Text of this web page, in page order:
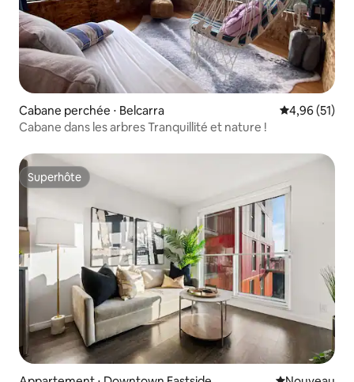
Cabane perchée ⋅ Belcarra Évaluation
4,96 (51)
Cabane dans les arbres Tranquillité et nature !
Superhôte
Superhôte